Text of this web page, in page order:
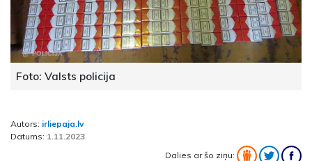
Foto: Valsts policija
Autors: irliepaja.lv
Datums: 1.11.2023
Dalies ar šo ziņu: